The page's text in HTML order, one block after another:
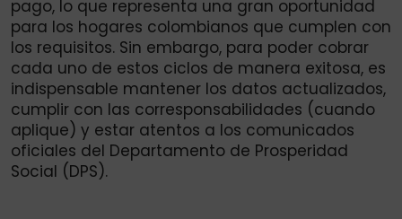
pago, lo que representa una gran oportunidad
para los hogares colombianos que cumplen con
los requisitos. Sin embargo, para poder cobrar
cada uno de estos ciclos de manera exitosa, es
indispensable mantener los datos actualizados,
cumplir con las corresponsabilidades (cuando
aplique) y estar atentos a los comunicados
oficiales del Departamento de Prosperidad
Social (DPS).